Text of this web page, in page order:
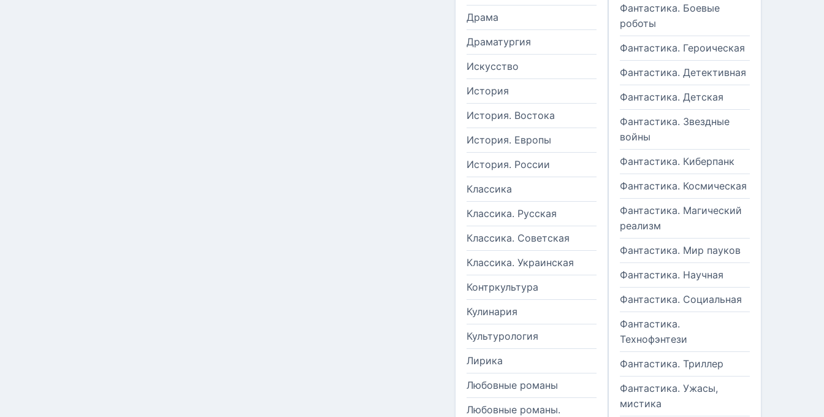
Драма
Драматургия
Искусство
История
История. Востока
История. Европы
История. России
Классика
Классика. Русская
Классика. Советская
Классика. Украинская
Контркультура
Кулинария
Культурология
Лирика
Любовные романы
Любовные романы.
Фантастика. Боевые
роботы
Фантастика. Героическая
Фантастика. Детективная
Фантастика. Детская
Фантастика. Звездные
войны
Фантастика. Киберпанк
Фантастика. Космическая
Фантастика. Магический
реализм
Фантастика. Мир пауков
Фантастика. Научная
Фантастика. Социальная
Фантастика.
Технофэнтези
Фантастика. Триллер
Фантастика. Ужасы,
мистика